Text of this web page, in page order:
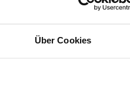
Über Cookies